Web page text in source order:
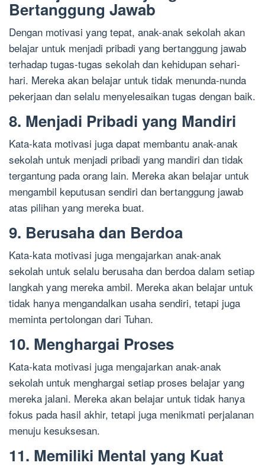
Bertanggung Jawab
Dengan motivasi yang tepat, anak-anak sekolah akan
belajar untuk menjadi pribadi yang bertanggung jawab
terhadap tugas-tugas sekolah dan kehidupan sehari-
hari. Mereka akan belajar untuk tidak menunda-nunda
pekerjaan dan selalu menyelesaikan tugas dengan baik.
8. Menjadi Pribadi yang Mandiri
Kata-kata motivasi juga dapat membantu anak-anak
sekolah untuk menjadi pribadi yang mandiri dan tidak
tergantung pada orang lain. Mereka akan belajar untuk
mengambil keputusan sendiri dan bertanggung jawab
atas pilihan yang mereka buat.
9. Berusaha dan Berdoa
Kata-kata motivasi juga mengajarkan anak-anak
sekolah untuk selalu berusaha dan berdoa dalam setiap
langkah yang mereka ambil. Mereka akan belajar untuk
tidak hanya mengandalkan usaha sendiri, tetapi juga
meminta pertolongan dari Tuhan.
10. Menghargai Proses
Kata-kata motivasi juga mengajarkan anak-anak
sekolah untuk menghargai setiap proses belajar yang
mereka jalani. Mereka akan belajar untuk tidak hanya
fokus pada hasil akhir, tetapi juga menikmati perjalanan
menuju kesuksesan.
11. Memiliki Mental yang Kuat